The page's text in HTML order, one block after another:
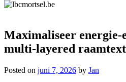
Maximaliseer
multi-layered
Posted on juni 7, 2026 by Jan